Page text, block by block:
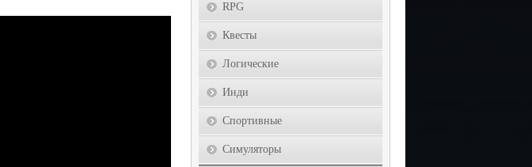
RPG
Квесты
Логические
Инди
Спортивные
Симуляторы